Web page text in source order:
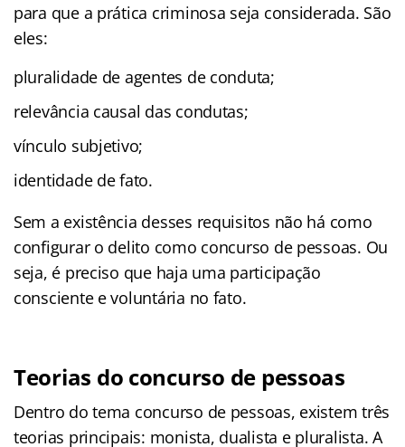
para que a prática criminosa seja considerada. São
eles:
pluralidade de agentes de conduta;
relevância causal das condutas;
vínculo subjetivo;
identidade de fato.
Sem a existência desses requisitos não há como
configurar o delito como concurso de pessoas. Ou
seja, é preciso que haja uma participação
consciente e voluntária no fato.
Teorias do concurso de pessoas
Dentro do tema concurso de pessoas, existem três
teorias principais: monista, dualista e pluralista. A